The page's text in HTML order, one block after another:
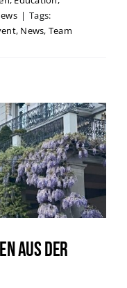
| Tags:
, News, Team
aus der